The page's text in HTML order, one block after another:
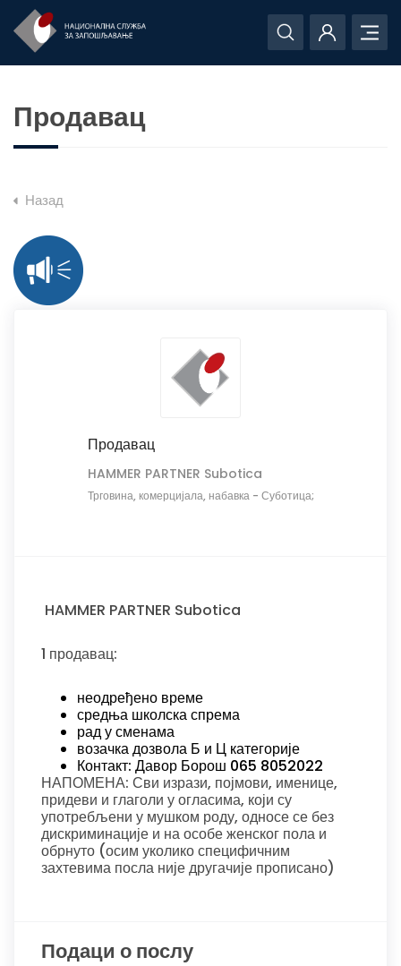
Продавац
Назад
Продавац
HAMMER PARTNER Subotica
Трговина, комерцијала, набавка- Суботица;
HAMMER PARTNER Subotica
1 продавац:
неодређено време
средња школска спрема
рад у сменама
возачка дозвола Б и Ц категорије
Контакт: Давор Борош 065 8052022
НАПОМЕНА: Сви изрази, појмови, именице,
придеви и глаголи у огласима, који су
употребљени у мушком роду, односе се без
дискриминације и на особе женског пола и
обрнуто (осим уколико специфичним
захтевима посла није другачије прописано)
Подаци о послу